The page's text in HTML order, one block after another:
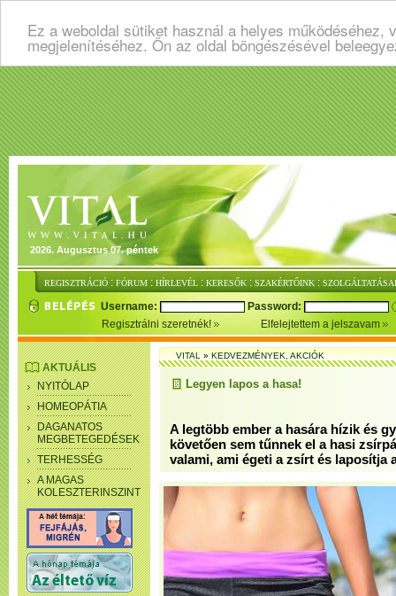
Ez a weboldal sütiket használ a helyes
megjelenítéséhez. Ön az oldal böngészésével
2026. Augusztus 07. péntek
REGISZTRÁCIÓ : FÓRUM : HÍRLEVÉL : KERESŐK : SZAKÉRTŐINK :
Username:
Password:
Regisztrálni szeretnék!
Elfelejtettem a jelszavam
AKTUÁLIS
NYITÓLAP
HOMEOPÁTIA
DAGANATOS
MEGBETEGEDÉSEK
TERHESSÉG
A MAGAS
KOLESZTERINSZINT
VITAL»KEDVEZMÉNYEK, AKCIÓK
Legyen lapos a hasa!
A legtöbb ember a hasára hízik és
követően sem tűnnek el a hasi
valami, ami égeti a zsírt és laposítja